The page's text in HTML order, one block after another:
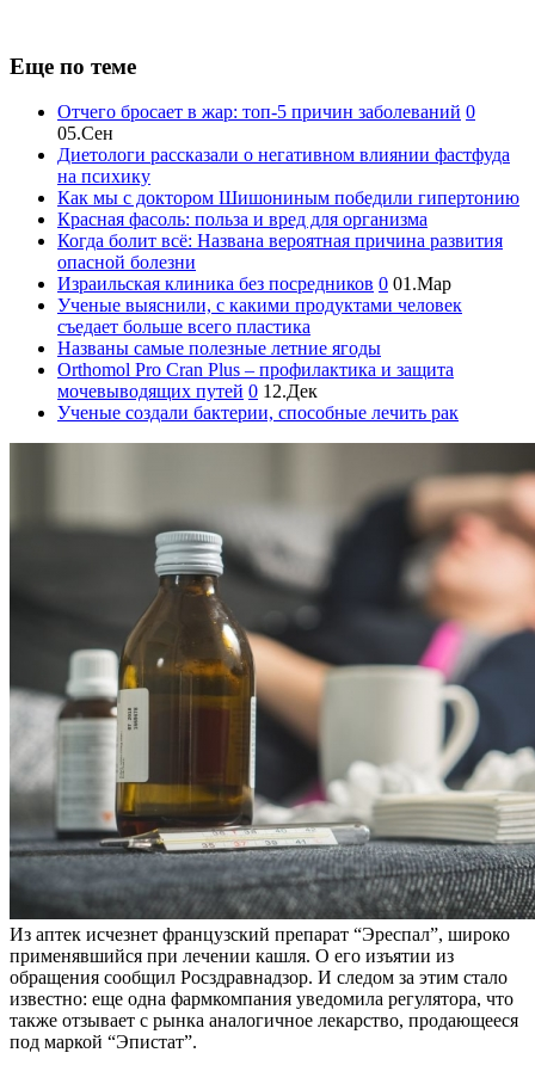
Еще по теме
Отчего бросает в жар: топ-5 причин заболеваний 0
05.Сен
Диетологи рассказали о негативном влиянии фастфуда
на психику
Как мы с доктором Шишониным победили гипертонию
Красная фасоль: польза и вред для организма
Когда болит всё: Названа вероятная причина развития
опасной болезни
Израильская клиника без посредников 0 01.Мар
Ученые выяснили, с какими продуктами человек
съедает больше всего пластика
Названы самые полезные летние ягоды
Orthomol Pro Cran Plus – профилактика и защита
мочевыводящих путей 0 12.Дек
Ученые создали бактерии, способные лечить рак
Из аптек исчезнет французский препарат “Эреспал”, широко
применявшийся при лечении кашля. О его изъятии из
обращения сообщил Росздравнадзор. И следом за этим стало
известно: еще одна фармкомпания уведомила регулятора, что
также отзывает с рынка аналогичное лекарство, продающееся
под маркой “Эпистат”.